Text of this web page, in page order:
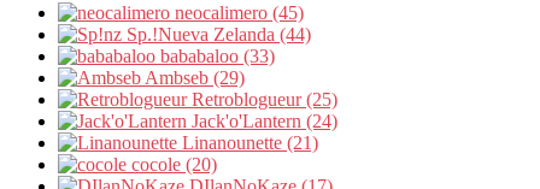
neocalimero (45)
Sp.!Nueva Zelanda (44)
bababaloo (33)
Ambseb (29)
Retroblogueur (25)
Jack'o'Lantern (24)
Linanounette (21)
cocole (20)